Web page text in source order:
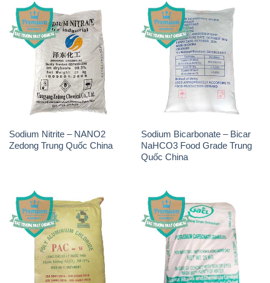
Sodium Nitrite – NANO2
Zedong Trung Quốc China
Sodium Bicarbonate – Bicar
NaHCO3 Food Grade Trung
Quốc China